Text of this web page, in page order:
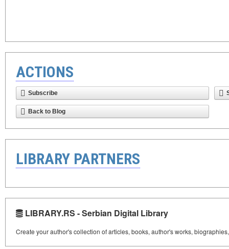
ACTIONS
Subscribe
Back to Blog
LIBRARY PARTNERS
LIBRARY.RS - Serbian Digital Library
Create your author's collection of articles, books, author's works,